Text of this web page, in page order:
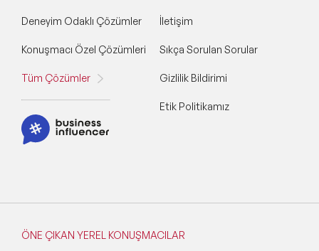
Deneyim Odaklı Çözümler
Konuşmacı Özel Çözümleri
Tüm Çözümler
İletişim
Sıkça Sorulan Sorular
Gizlilik Bildirimi
Etik Politikamız
ÖNE ÇIKAN YEREL KONUŞMACILAR